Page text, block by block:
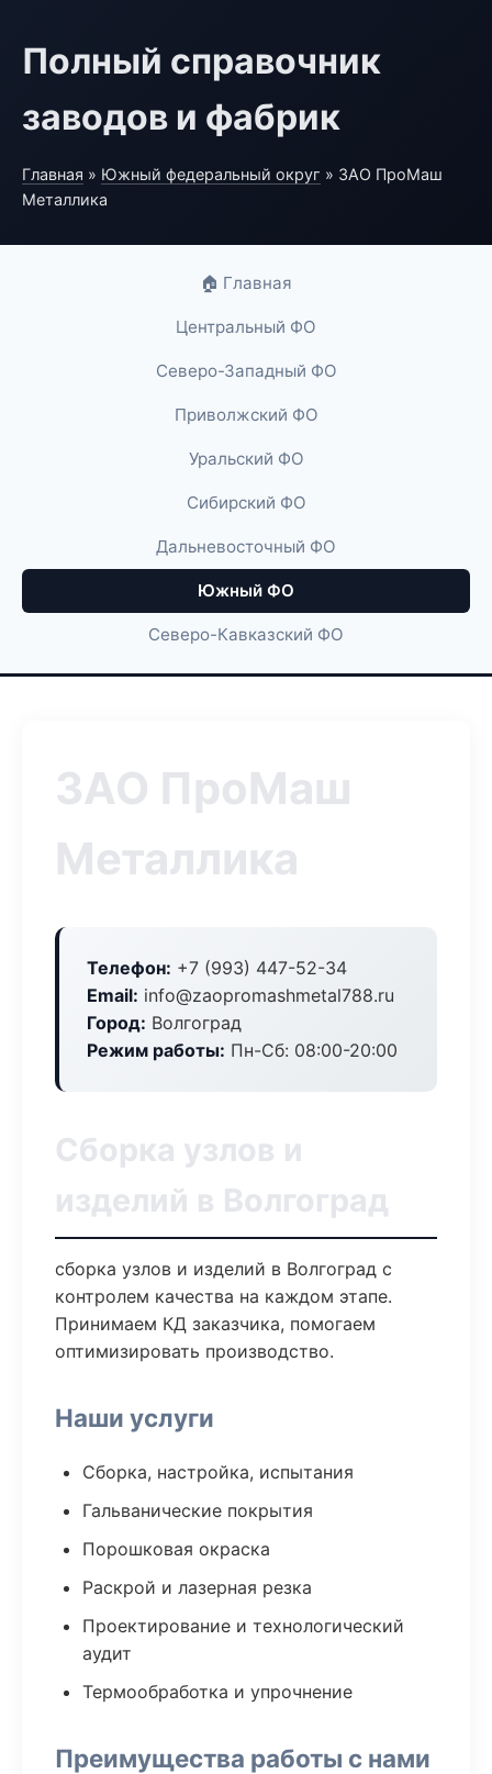
Полный справочник
заводов и фабрик
Главная » Южный федеральный округ » ЗАО ПроМаш
Металлика
🏠 Главная
Центральный ФО
Северо-Западный ФО
Приволжский ФО
Уральский ФО
Сибирский ФО
Дальневосточный ФО
Южный ФО
Северо-Кавказский ФО
ЗАО ПроМаш
Металлика
Телефон: +7 (993) 447-52-34
Email: info@zaopromashmetal788.ru
Город: Волгоград
Режим работы: Пн-Сб: 08:00-20:00
Сборка узлов и
изделий в Волгоград
сборка узлов и изделий в Волгоград с
контролем качества на каждом этапе.
Принимаем КД заказчика, помогаем
оптимизировать производство.
Наши услуги
Сборка, настройка, испытания
Гальванические покрытия
Порошковая окраска
Раскрой и лазерная резка
Проектирование и технологический
аудит
Термообработка и упрочнение
Преимущества работы с нами